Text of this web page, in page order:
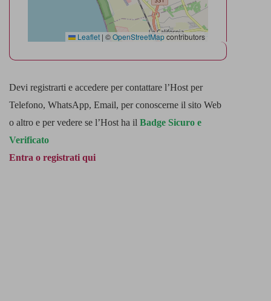
Leaflet | ©OpenStreetMapcontributors
Devi registrarti e accedere per contattare l’Host per
Telefono, WhatsApp, Email, per conoscerne il sito Web
o altro e per vedere se l’Host ha il Badge Sicuro e
Verificato
Entra o registrati qui